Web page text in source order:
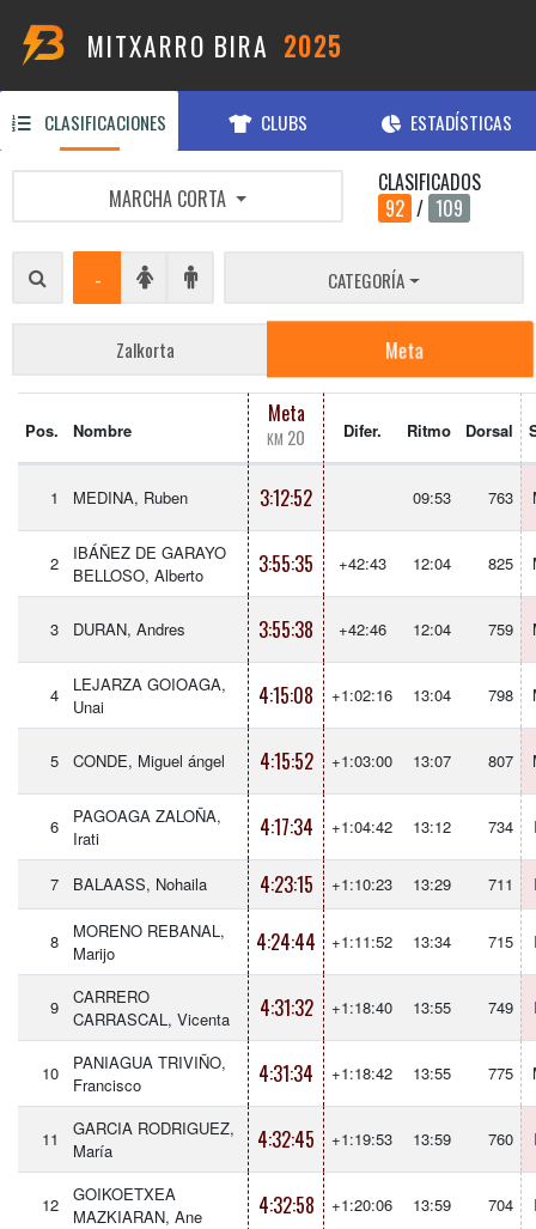
MITXARRO BIRA 2025
CLASIFICACIONES CLUBS ESTADÍSTICAS
MARCHA CORTA
CLASIFICADOS
92 / 109
- CATEGORÍA
Zalkorta Meta
Pos. Nombre
Meta
KM 20 Difer. Ritmo Dorsal
1 MEDINA, Ruben 3:12:52 09:53 763
2
IBÁÑEZ DE GARAYO
BELLOSO, Alberto
3:55:35 +42:43 12:04 825
3 DURAN, Andres 3:55:38 +42:46 12:04 759
4
LEJARZA GOIOAGA,
Unai
4:15:08 +1:02:16 13:04 798
5 CONDE, Miguel ángel 4:15:52 +1:03:00 13:07 807
6
PAGOAGA ZALOÑA,
Irati
4:17:34 +1:04:42 13:12 734
7 BALAASS, Nohaila 4:23:15 +1:10:23 13:29 711
8
MORENO REBANAL,
Marijo
4:24:44 +1:11:52 13:34 715
9
CARRERO
CARRASCAL, Vicenta
4:31:32 +1:18:40 13:55 749
10
PANIAGUA TRIVIÑO,
Francisco
4:31:34 +1:18:42 13:55 775
11
GARCIA RODRIGUEZ,
María
4:32:45 +1:19:53 13:59 760
12
GOIKOETXEA
MAZKIARAN, Ane
4:32:58 +1:20:06 13:59 704